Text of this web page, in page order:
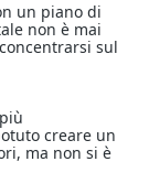
un piano di
non è mai
sul
creare un
ma non si è